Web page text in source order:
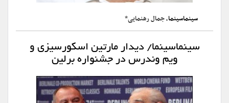
سینماسینما، جمال رهنمایی*
سینماسینما/ دیدار مارتین اسکورسیزی و
ویم وندرس در جشنواره برلین